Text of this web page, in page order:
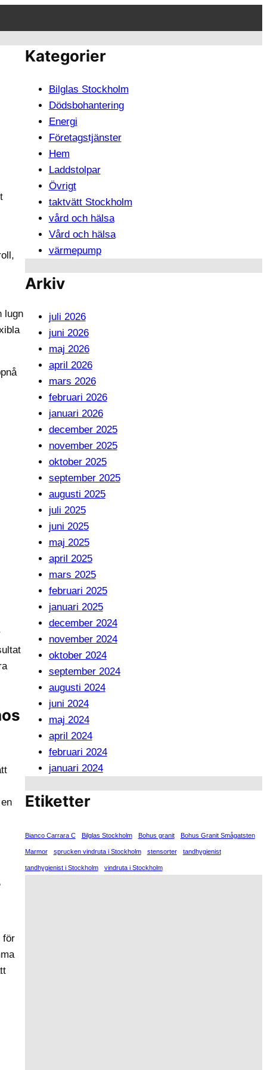
lugn
för
Kategorier
Bilglas Stockholm
Dödsbohantering
Energi
Företagstjänster
Hem
Laddstolpar
Övrigt
taktvätt Stockholm
vård och hälsa
Vård och hälsa
värmepump
Arkiv
juli 2026
juni 2026
maj 2026
april 2026
mars 2026
februari 2026
januari 2026
december 2025
november 2025
oktober 2025
september 2025
augusti 2025
juli 2025
juni 2025
maj 2025
april 2025
mars 2025
februari 2025
januari 2025
december 2024
november 2024
oktober 2024
september 2024
augusti 2024
juni 2024
maj 2024
april 2024
februari 2024
januari 2024
Etiketter
Bianco Carrara C Bilglas Stockholm Bohus granit Bohus Granit Smågatsten
Marmor sprucken vindruta i Stockholm stensorter tandhygienist
tandhygienist i Stockholm vindruta i Stockholm